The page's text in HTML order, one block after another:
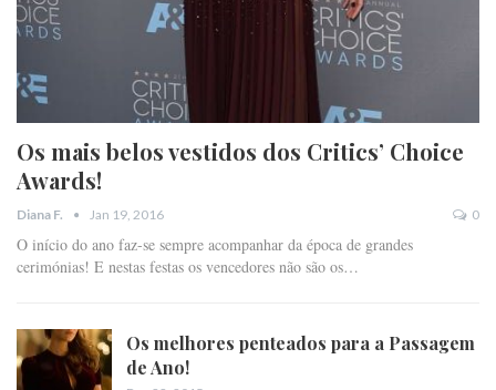
Os mais belos vestidos dos Critics’ Choice
Awards!
Diana F. Jan 19, 2016 0
O início do ano faz-se sempre acompanhar da época de grandes
cerimónias! E nestas festas os vencedores não são os…
Os melhores penteados para a Passagem
de Ano!